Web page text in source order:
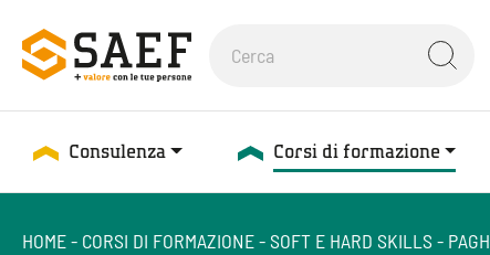
Consulenza Corsi di formazione
HOME- CORSI DI FORMAZIONE-SOFT E HARD SKILLS-